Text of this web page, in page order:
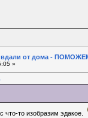
вдали от дома -
»
что-то изобразим эдакое.